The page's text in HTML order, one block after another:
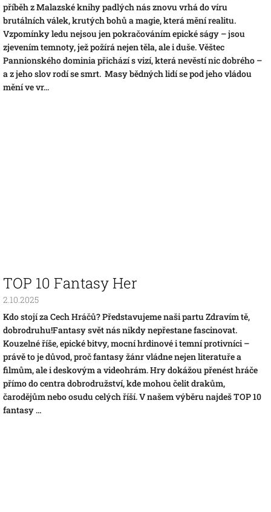
příběh z Malazské knihy padlých nás znovu vrhá do víru
brutálních válek, krutých bohů a magie, která mění realitu.
Vzpomínky ledu nejsou jen pokračováním epické ságy – jsou
zjevením temnoty, jež požírá nejen těla, ale i duše. Věštec
Pannionského dominia přichází s vizí, která nevěstí nic dobrého –
a z jeho slov rodí se smrt. Masy bědných lidí se pod jeho vládou
mění ve vr...
TOP 10 Fantasy Her
2.10.2025
Kdo stojí za Cech Hráčů? Představujeme naši partu Zdravím tě,
dobrodruhu!Fantasy svět nás nikdy nepřestane fascinovat.
Kouzelné říše, epické bitvy, mocní hrdinové i temní protivníci –
právě to je důvod, proč fantasy žánr vládne nejen literatuře a
filmům, ale i deskovým a videohrám. Hry dokážou přenést hráče
přímo do centra dobrodružství, kde mohou čelit drakům,
čarodějům nebo osudu celých říší. V našem výběru najdeš TOP 10
fantasy ...